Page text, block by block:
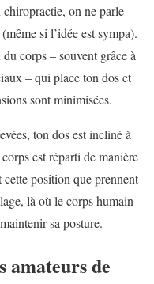
on ne parle
si l’idée est sympa).
corps – souvent grâce à
– qui place ton dos et
sont minimisées.
ton dos est incliné à
est réparti de manière
cette position que prennent
là où le corps humain
sa posture.
amateurs de